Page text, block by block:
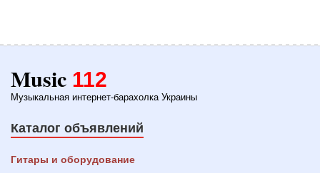
Music 112
Музыкальная интернет-барахолка Украины
Каталог объявлений
Гитары и оборудование